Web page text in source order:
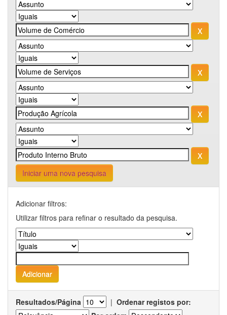
Iniciar uma nova pesquisa
Adicionar filtros:
Utilizar filtros para refinar o resultado da pesquisa.
Resultados/Página | Ordenar registos por: